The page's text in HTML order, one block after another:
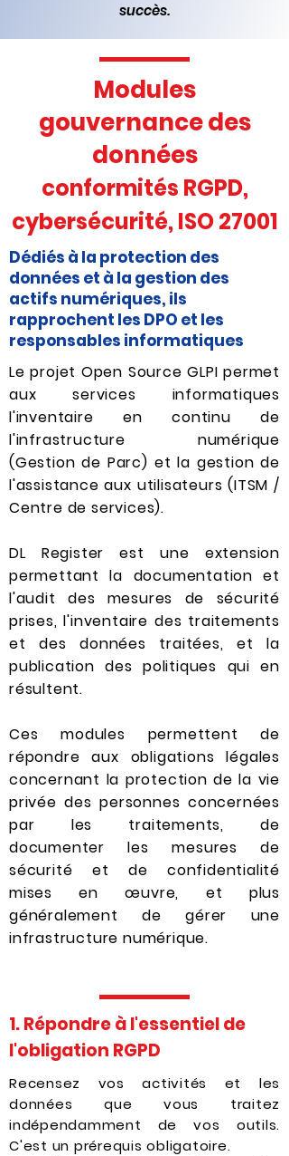
succès.
Modules
gouvernance des
données
conformités RGPD,
cybersécurité, ISO 27001
Dédiés à la protection des
données et à la gestion des
actifs numériques, ils
rapprochent les DPO et les
responsables informatiques
Le projet Open Source GLPI permet
aux services informatiques
l'inventaire en continu de
l'infrastructure numérique
(Gestion de Parc) et la gestion de
l'assistance aux utilisateurs (ITSM /
Centre de services).
DL Register est une extension
permettant la documentation et
l'audit des mesures de sécurité
prises, l'inventaire des traitements
et des données traitées, et la
publication des politiques qui en
résultent.
Ces modules permettent de
répondre aux obligations légales
concernant la protection de la vie
privée des personnes concernées
par les traitements, de
documenter les mesures de
sécurité et de confidentialité
mises en œuvre, et plus
généralement de gérer une
infrastructure numérique.
1. Répondre à l'essentiel de
l'obligation RGPD
Recensez vos activités et les
données que vous traitez
indépendamment de vos outils.
C'est un prérequis obligatoire.